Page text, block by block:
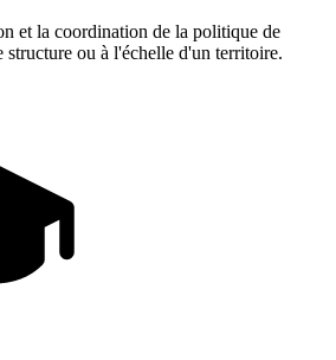
et la coordination de la politique de
structure ou à l'échelle d'un territoire.